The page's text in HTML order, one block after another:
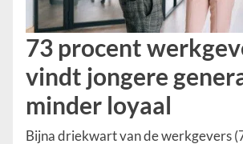
73 procent
vindt jongere
minder loyaal
Bijna driekwart van de werkgevers